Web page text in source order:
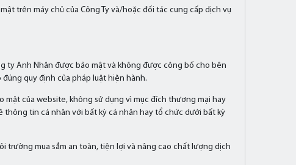
trên máy chủ của Công Ty và/hoặc đối tác cung cấp dịch vụ
ty Anh Nhân được bảo mật và không được công bố cho bên
quy định của pháp luật hiện hành.
của website, không sử dụng vì mục đích thương mại hay
thông tin cá nhân với bất kỳ cá nhân hay tổ chức dưới bất kỳ
trường mua sắm an toàn, tiện lợi và nâng cao chất lượng dịch